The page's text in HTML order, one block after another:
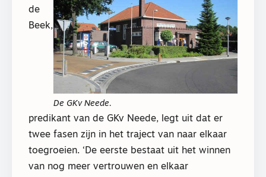
De GKv Neede.
de
Beek,
predikant van de GKv Neede, legt uit dat er
twee fasen zijn in het traject van naar elkaar
toegroeien. ‘De eerste bestaat uit het winnen
van nog meer vertrouwen en elkaar